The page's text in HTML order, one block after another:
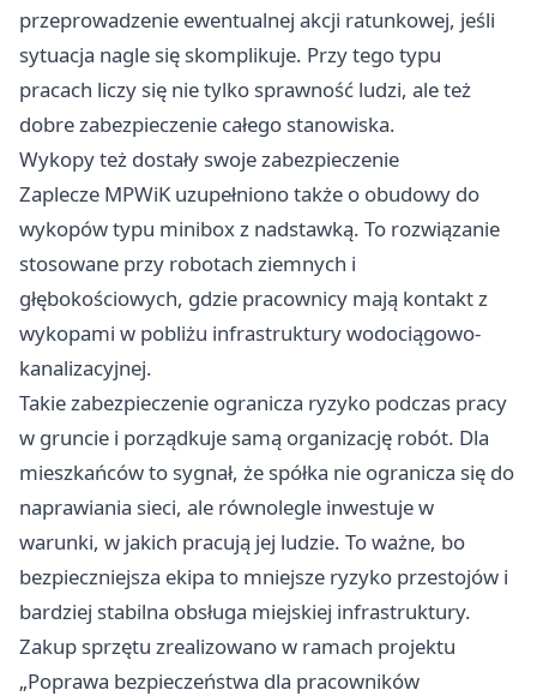
przeprowadzenie ewentualnej akcji ratunkowej, jeśli
sytuacja nagle się skomplikuje. Przy tego typu
pracach liczy się nie tylko sprawność ludzi, ale też
dobre zabezpieczenie całego stanowiska.
Wykopy też dostały swoje zabezpieczenie
Zaplecze MPWiK uzupełniono także o obudowy do
wykopów typu minibox z nadstawką. To rozwiązanie
stosowane przy robotach ziemnych i
głębokościowych, gdzie pracownicy mają kontakt z
wykopami w pobliżu infrastruktury wodociągowo-
kanalizacyjnej.
Takie zabezpieczenie ogranicza ryzyko podczas pracy
w gruncie i porządkuje samą organizację robót. Dla
mieszkańców to sygnał, że spółka nie ogranicza się do
naprawiania sieci, ale równolegle inwestuje w
warunki, w jakich pracują jej ludzie. To ważne, bo
bezpieczniejsza ekipa to mniejsze ryzyko przestojów i
bardziej stabilna obsługa miejskiej infrastruktury.
Zakup sprzętu zrealizowano w ramach projektu
„Poprawa bezpieczeństwa dla pracowników